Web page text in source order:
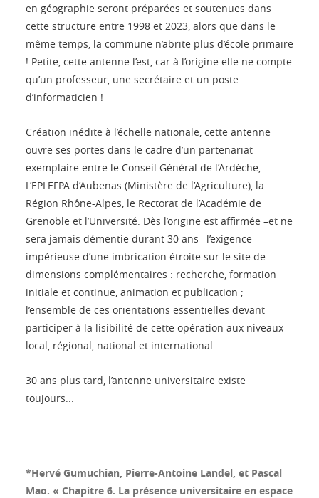
en géographie seront préparées et soutenues dans
cette structure entre 1998 et 2023, alors que dans le
même temps, la commune n’abrite plus d’école primaire
! Petite, cette antenne l’est, car à l’origine elle ne compte
qu’un professeur, une secrétaire et un poste
d’informaticien !
Création inédite à l’échelle nationale, cette antenne
ouvre ses portes dans le cadre d’un partenariat
exemplaire entre le Conseil Général de l’Ardèche,
L’EPLEFPA d’Aubenas (Ministère de l’Agriculture), la
Région Rhône-Alpes, le Rectorat de l’Académie de
Grenoble et l’Université. Dès l’origine est affirmée –et ne
sera jamais démentie durant 30 ans– l’exigence
impérieuse d’une imbrication étroite sur le site de
dimensions complémentaires : recherche, formation
initiale et continue, animation et publication ;
l’ensemble de ces orientations essentielles devant
participer à la lisibilité de cette opération aux niveaux
local, régional, national et international.
30 ans plus tard, l’antenne universitaire existe
toujours...
*Hervé Gumuchian, Pierre-Antoine Landel, et Pascal
Mao. « Chapitre 6. La présence universitaire en espace